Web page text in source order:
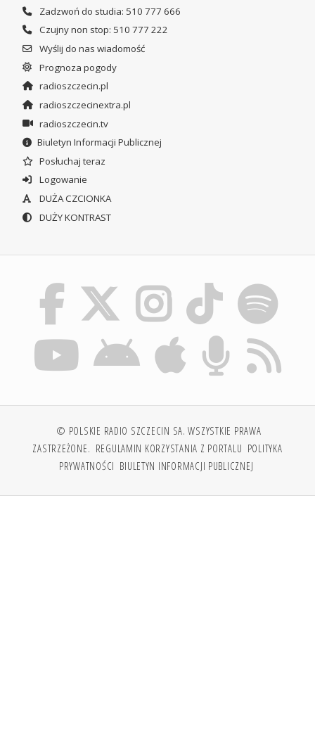
Zadzwoń do studia: 510 777 666
Czujny non stop: 510 777 222
Wyślij do nas wiadomość
Prognoza pogody
radioszczecin.pl
radioszczecinextra.pl
radioszczecin.tv
Biuletyn Informacji Publicznej
Posłuchaj teraz
Logowanie
DUŻA CZCIONKA
DUŻY KONTRAST
© POLSKIE RADIO SZCZECIN SA. WSZYSTKIE PRAWA
ZASTRZEŻONE. REGULAMIN KORZYSTANIA Z PORTALU POLITYKA
PRYWATNOŚCI BIULETYN INFORMACJI PUBLICZNEJ